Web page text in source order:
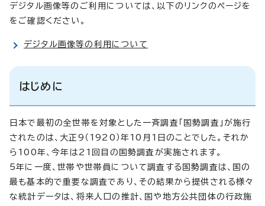
デジタル画像等のご利用については、以下のリンクのページを
をご確認ください。
デジタル画像等の利用について
はじめに
日本で最初の全世帯を対象とした一斉調査「国勢調査」が施行
されたのは、大正9（1920）年10月1日のことでした。それか
ら100年、今年は21回目の国勢調査が実施されます。
5年に一度、世帯や世帯員について調査する国勢調査は、国の
最も基本的で重要な調査であり、その結果から提供される様々
な統計データは、将来人口の推計、国や地方公共団体の行政施